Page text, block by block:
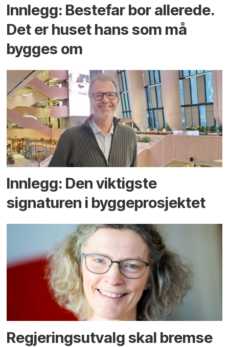
Innlegg: Bestefar bor allerede.
Det er huset hans som må
bygges om
Innlegg: Den viktigste
signaturen i bygge­­prosjektet
Regjerings­utvalg skal bremse